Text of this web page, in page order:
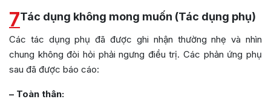
7Tác dụng không mong muốn (Tác dụng phụ)
Các tác dụng phụ đã được ghi nhận thường nhẹ và nhìn
chung không đòi hỏi phải ngưng điều trị. Các phản ứng phụ
sau đã được báo cáo:
– Toàn thân: